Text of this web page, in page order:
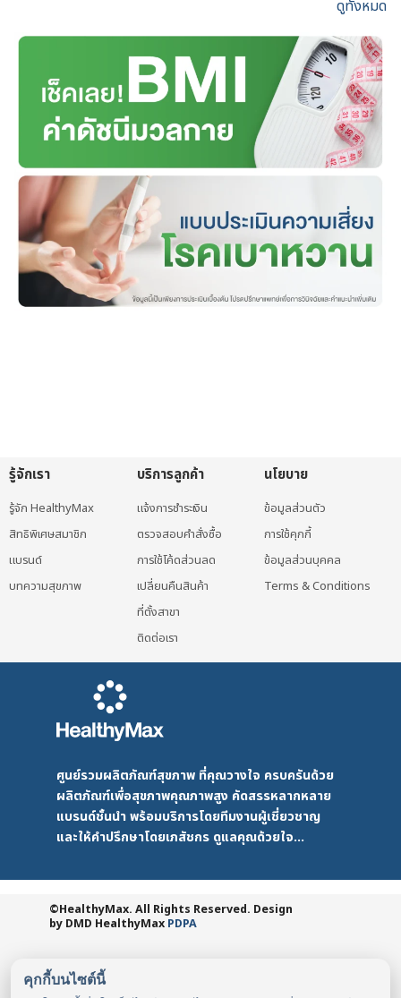
ดูทั้งหมด
คุกกี้บนไซต์นี้
รู้จักเรา
รู้จัก HealthyMax
สิทธิพิเศษสมาชิก
แบรนด์
บทความสุขภาพ
บริการลูกค้า
แจ้งการชำระเงิน
ตรวจสอบคำสั่งซื้อ
การใช้โค้ดส่วนลด
เปลี่ยนคืนสินค้า
ที่ตั้งสาขา
ติดต่อเรา
นโยบาย
ข้อมูลส่วนตัว
การใช้คุกกี้
ข้อมูลส่วนบุคคล
Terms & Conditions
ศูนย์รวมผลิตภัณฑ์สุขภาพ ที่คุณวางใจ ครบครันด้วย
ผลิตภัณฑ์เพื่อสุขภาพคุณภาพสูง คัดสรรหลากหลาย
แบรนด์ชั้นนำ พร้อมบริการโดยทีมงานผู้เชี่ยวชาญ
และให้คำปรึกษาโดยเภสัชกร ดูแลคุณด้วยใจ...
©HealthyMax. All Rights Reserved. Design
by DMD HealthyMax PDPA